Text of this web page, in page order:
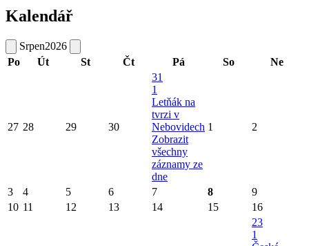
Kalendář
Srpen2026
Po
Út St Čt Pá So Ne
27 28 29 30
31
1
Letňák na
tvrzi v
Nebovidech
Zobrazit
všechny
záznamy ze
dne
1 2
3 4 5 6 7 8
9
10 11 12 13 14 15 16
23
1